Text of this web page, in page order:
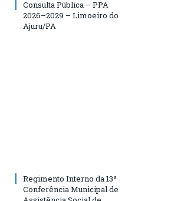
Consulta Pública – PPA
2026–2029 – Limoeiro do
Ajuru/PA
Regimento Interno da 13ª
Conferência Municipal de